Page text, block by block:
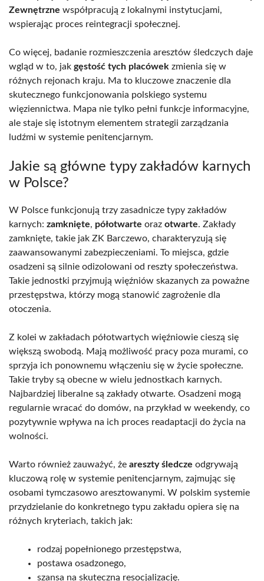
Zewnętrzne współpracują z lokalnymi instytucjami,
wspierając proces reintegracji społecznej.
Co więcej, badanie rozmieszczenia aresztów śledczych daje
wgląd w to, jak gęstość tych placówek zmienia się w
różnych rejonach kraju. Ma to kluczowe znaczenie dla
skutecznego funkcjonowania polskiego systemu
więziennictwa. Mapa nie tylko pełni funkcje informacyjne,
ale staje się istotnym elementem strategii zarządzania
ludźmi w systemie penitencjarnym.
Jakie są główne typy zakładów karnych
w Polsce?
W Polsce funkcjonują trzy zasadnicze typy zakładów
karnych: zamknięte, półotwarte oraz otwarte. Zakłady
zamknięte, takie jak ZK Barczewo, charakteryzują się
zaawansowanymi zabezpieczeniami. To miejsca, gdzie
osadzeni są silnie odizolowani od reszty społeczeństwa.
Takie jednostki przyjmują więźniów skazanych za poważne
przestępstwa, którzy mogą stanowić zagrożenie dla
otoczenia.
Z kolei w zakładach półotwartych więźniowie cieszą się
większą swobodą. Mają możliwość pracy poza murami, co
sprzyja ich ponownemu włączeniu się w życie społeczne.
Takie tryby są obecne w wielu jednostkach karnych.
Najbardziej liberalne są zakłady otwarte. Osadzeni mogą
regularnie wracać do domów, na przykład w weekendy, co
pozytywnie wpływa na ich proces readaptacji do życia na
wolności.
Warto również zauważyć, że areszty śledcze odgrywają
kluczową rolę w systemie penitencjarnym, zajmując się
osobami tymczasowo aresztowanymi. W polskim systemie
przydzielanie do konkretnego typu zakładu opiera się na
różnych kryteriach, takich jak:
rodzaj popełnionego przestępstwa,
postawa osadzonego,
szansa na skuteczną resocjalizację.